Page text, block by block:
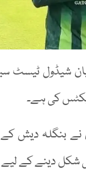
شیڈول ٹیسٹ
کی ہے۔
نے بنگلہ دیش
شکل دینے کے